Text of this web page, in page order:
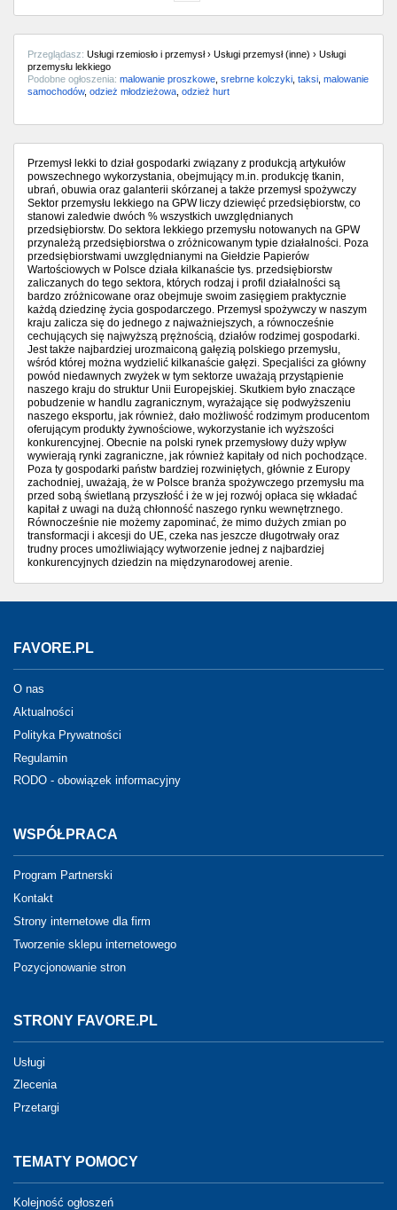
Przeglądasz: Usługi rzemiosło i przemysł › Usługi przemysł (inne) › Usługi
przemysłu lekkiego
Podobne ogłoszenia: malowanie proszkowe srebrne kolczyki taksi malowanie
samochodów, odzież młodzieżowa odzież hurt
Przemysł lekki to dział gospodarki związany z produkcją artykułów
powszechnego wykorzystania, obejmujący m.in. produkcję tkanin,
ubrań, obuwia oraz galanterii skórzanej a także przemysł spożywczy
Sektor przemysłu lekkiego na GPW liczy dziewięć przedsiębiorstw, co
stanowi zaledwie dwóch % wszystkich uwzględnianych
przedsiębiorstw. Do sektora lekkiego przemysłu notowanych na GPW
przynależą przedsiębiorstwa o zróżnicowanym typie działalności. Poza
przedsiębiorstwami uwzględnianymi na Giełdzie Papierów
Wartościowych w Polsce działa kilkanaście tys. przedsiębiorstw
zaliczanych do tego sektora, których rodzaj i profil działalności są
bardzo zróżnicowane oraz obejmuje swoim zasięgiem praktycznie
każdą dziedzinę życia gospodarczego. Przemysł spożywczy w naszym
kraju zalicza się do jednego z najważniejszych, a równocześnie
cechujących się najwyższą prężnością, działów rodzimej gospodarki.
Jest także najbardziej urozmaiconą gałęzią polskiego przemysłu,
wśród której można wydzielić kilkanaście gałęzi. Specjaliści za główny
powód niedawnych zwyżek w tym sektorze uważają przystąpienie
naszego kraju do struktur Unii Europejskiej. Skutkiem było znaczące
pobudzenie w handlu zagranicznym, wyrażające się podwyższeniu
naszego eksportu, jak również, dało możliwość rodzimym producentom
oferującym produkty żywnościowe, wykorzystanie ich wyższości
konkurencyjnej. Obecnie na polski rynek przemysłowy duży wpływ
wywierają rynki zagraniczne, jak również kapitały od nich pochodzące.
Poza ty gospodarki państw bardziej rozwiniętych, głównie z Europy
zachodniej, uważają, że w Polsce branża spożywczego przemysłu ma
przed sobą świetlaną przyszłość i że w jej rozwój opłaca się wkładać
kapitał z uwagi na dużą chłonność naszego rynku wewnętrznego.
Równocześnie nie możemy zapominać, że mimo dużych zmian po
transformacji i akcesji do UE, czeka nas jeszcze długotrwały oraz
trudny proces umożliwiający wytworzenie jednej z najbardziej
konkurencyjnych dziedzin na międzynarodowej arenie.
FAVORE.PL
O nas
Aktualności
Polityka Prywatności
Regulamin
RODO - obowiązek informacyjny
WSPÓŁPRACA
Program Partnerski
Kontakt
Strony internetowe dla firm
Tworzenie sklepu internetowego
Pozycjonowanie stron
STRONY FAVORE.PL
Usługi
Zlecenia
Przetargi
TEMATY POMOCY
Kolejność ogłoszeń